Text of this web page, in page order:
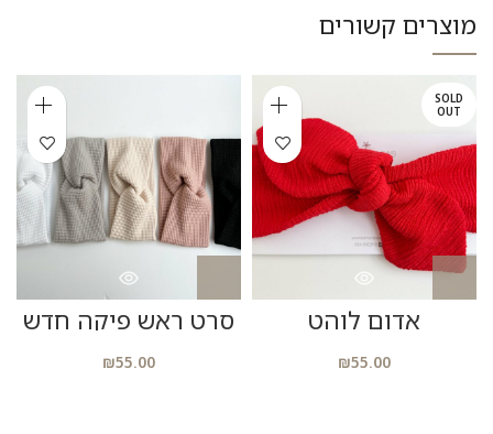
מוצרים קשורים
SOLD
OUT
אדום לוהט
₪55.00
סרט ראש פיקה חדש
₪55.00